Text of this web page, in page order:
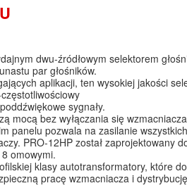
dwu-źródłowym selektorem
par głośników.
aplikacji, ten wysokiej jakości
sygnały.
mocą bez wyłączania się
panelu pozwala na zasilanie
PRO-12HP został zaprojektowany
omowymi.
klasy autotransformatory, które
pracę wzmacniacza i